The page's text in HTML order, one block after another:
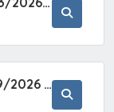
PREGÃO ELETRÔNICO Nº 019/2026 - CONTRATAÇÃO DE EMPRESA ESPECIALIZADA PARA A PRESTAÇÃO DE SERVIÇOS VETERINÁRIOS CLÍNICOS E CIRÚRGICOS, COM FOCO EM AÇÕES DE SAÚDE PÚBLICA, BEM-ESTAR ANIMAL E CONTROLE POPULACIONAL ÉTICO DE CÃES E GATOS, EM ATENDIMENTO À